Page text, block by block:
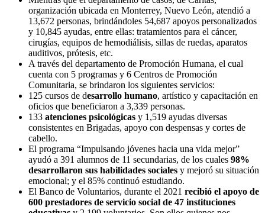
organización ubicada en Monterrey, Nuevo León, atendió a
13,672 personas, brindándoles 54,687 apoyos personalizados
y 10,845 ayudas, entre ellas: tratamientos para el cáncer,
cirugías, equipos de hemodiálisis, sillas de ruedas, aparatos
auditivos, prótesis, etc.
A través del departamento de Promoción Humana, el cual
cuenta con 5 programas y 6 Centros de Promoción
Comunitaria, se brindaron los siguientes servicios:
125 cursos de desarrollo humano, artístico y capacitación en
oficios que beneficiaron a 3,339 personas.
133 atenciones psicológicas y 1,519 ayudas diversas
consistentes en Brigadas, apoyo con despensas y cortes de
cabello.
El programa “Impulsando jóvenes hacia una vida mejor”
ayudó a 391 alumnos de 11 secundarias, de los cuales 98%
desarrollaron sus habilidades sociales y mejoró su situación
emocional; y el 85% continuó estudiando.
El Banco de Voluntarios, durante el 2021 recibió el apoyo de
600 prestadores de servicio social de 47 instituciones